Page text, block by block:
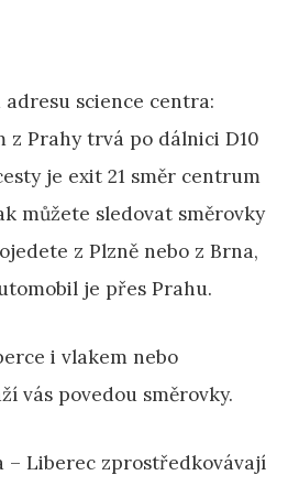
science centra:
z Prahy trvá po dálnici D10
je exit 21 směr centrum
můžete sledovat směrovky
z Plzně nebo z Brna,
je přes Prahu.
i vlakem nebo
vás povedou směrovky.
– Liberec zprostředkovávají